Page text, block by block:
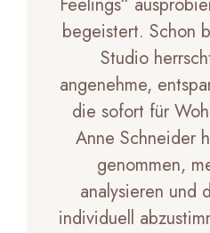
begeistert. Schon
Studio
angenehme,
die sofort für
Anne Schneider
genommen,
analysieren und
individuell